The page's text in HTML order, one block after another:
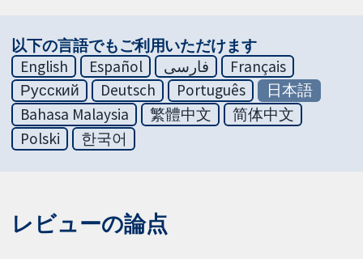
以下の言語でもご利用いただけます
English
Español فارسی
Français
Русский
Deutsch Português
日本語
Bahasa Malaysia
繁體中文
简体中文
Polski
한국어
レビューの論点